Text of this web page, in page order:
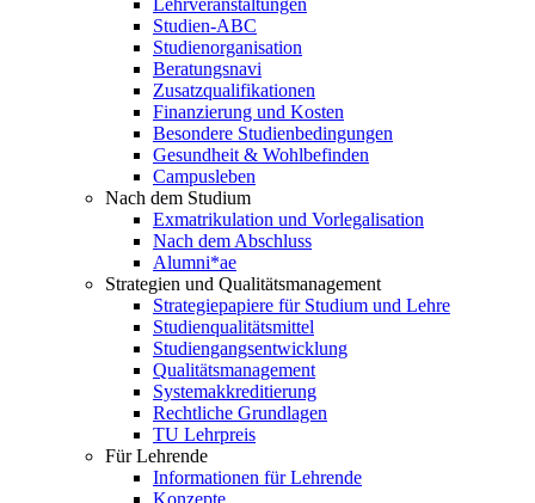
Lehrveranstaltungen
Studien-ABC
Studienorganisation
Beratungsnavi
Zusatzqualifikationen
Finanzierung und Kosten
Besondere Studienbedingungen
Gesundheit & Wohlbefinden
Campusleben
Nach dem Studium
Exmatrikulation und Vorlegalisation
Nach dem Abschluss
Alumni*ae
Strategien und Qualitätsmanagement
Strategiepapiere für Studium und Lehre
Studienqualitätsmittel
Studiengangsentwicklung
Qualitätsmanagement
Systemakkreditierung
Rechtliche Grundlagen
TU Lehrpreis
Für Lehrende
Informationen für Lehrende
Konzepte